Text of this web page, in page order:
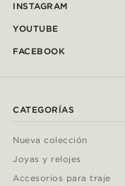
INSTAGRAM
YOUTUBE
FACEBOOK
CATEGORÍAS
Nueva colección
Joyas y relojes
Accesorios para traje